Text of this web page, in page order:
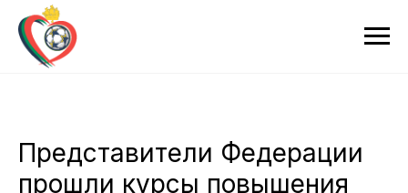
Представители Федерации
прошли курсы повышения